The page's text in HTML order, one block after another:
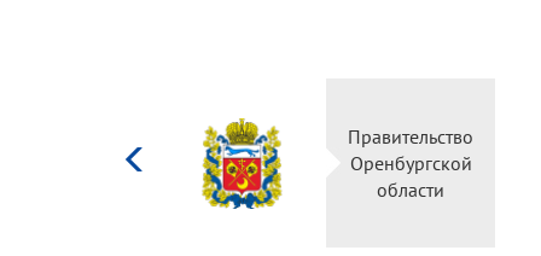
Правительство
Оренбургской
области